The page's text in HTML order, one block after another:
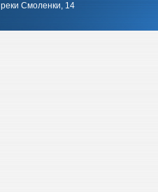
Смоленки, 14